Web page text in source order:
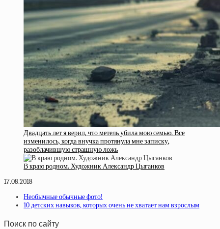
Двадцать лет я верил, что метель убила мою семью. Все
изменилось, когда внучка протянула мне записку,
разоблачившую страшную ложь
В краю родном. Художник Александр Цыганков
17.08.2018
Необычные обычные фото!
10 детских навыков, которых очень не хватает нам взрослым
Поиск по сайту